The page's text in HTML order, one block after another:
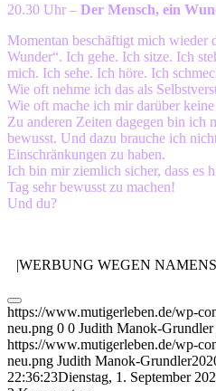
20.30 Uhr – Der Mensch, ein
Momentan beschäftigt mich wieder
Wunder“. Ich gehe. Ich sitze. Ich
mich. Ich sehe. Ich höre. Ich
Wie oft nehme ich das als
Wie oft mache ich mir darüber
Zu anderen Zeiten dagegen bin ich
bewusst. Und dazu brauche ich
Einschränkungen zu haben.
Ich bin mir ziemlich sicher, dass es
Tag sehr bewusst zu machen!
Und du?
|WERBUNG WEGEN
https://www.mutigerleben.de/wp-
neu.png 0 0 Judith Manok-Grundler
https://www.mutigerleben.de/wp-
neu.png Judith Manok-Grundler
22:36:23Dienstag, 1. September